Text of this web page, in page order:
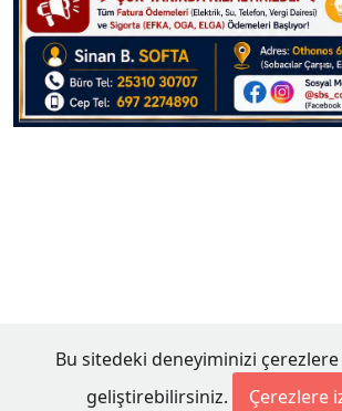
Bu sitedeki deneyiminizi
geliştirebilirsiniz.
Çerezlere